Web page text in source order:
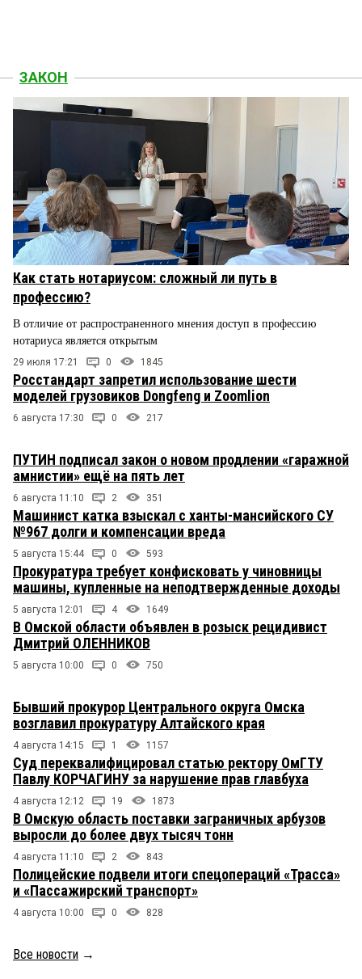
ЗАКОН
Как стать нотариусом: сложный ли путь в
профессию?
В отличие от распространенного мнения доступ в профессию
нотариуса является открытым
29 июля 17:21 0 1845
Росстандарт запретил использование шести
моделей грузовиков Dongfeng и Zoomlion
6 августа 17:30 0 217
ПУТИН подписал закон о новом продлении «гаражной
амнистии» ещё на пять лет
6 августа 11:10 2 351
Машинист катка взыскал с ханты-мансийского СУ
№967 долги и компенсации вреда
5 августа 15:44 0 593
Прокуратура требует конфисковать у чиновницы
машины, купленные на неподтвержденные доходы
5 августа 12:01 4 1649
В Омской области объявлен в розыск рецидивист
Дмитрий ОЛЕННИКОВ
5 августа 10:00 0 750
Бывший прокурор Центрального округа Омска
возглавил прокуратуру Алтайского края
4 августа 14:15 1 1157
Суд переквалифицировал статью ректору ОмГТУ
Павлу КОРЧАГИНУ за нарушение прав главбуха
4 августа 12:12 19 1873
В Омскую область поставки заграничных арбузов
выросли до более двух тысяч тонн
4 августа 11:10 2 843
Полицейские подвели итоги спецопераций «Трасса»
и «Пассажирский транспорт»
4 августа 10:00 0 828
Все новости →